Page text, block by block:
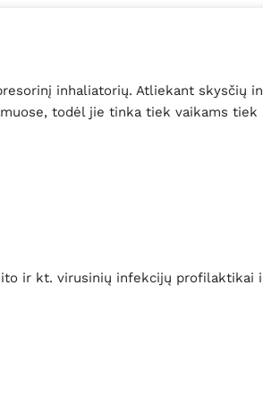
inhaliatorių. Atliekant skysčių
todėl jie tinka tiek vaikams tiek
ir kt. virusinių infekcijų profilaktikai